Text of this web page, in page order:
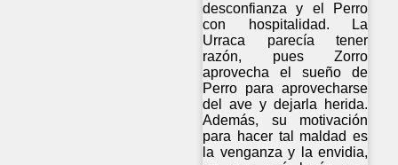
desconfianza y el Perro
con hospitalidad. La
Urraca parecía tener
razón, pues Zorro
aprovecha el sueño de
Perro para aprovecharse
del ave y dejarla herida.
Además, su motivación
para hacer tal maldad es
la venganza y la envidia,